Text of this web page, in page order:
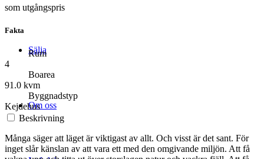
Sälja
Om oss
som utgångspris
Fakta
Rum
4
Boarea
91.0 kvm
Byggnadstyp
Kejdehus
Beskrivning
Många säger att läget är viktigast av allt. Och visst är det sant. För
inget slår känslan av att vara ett med den omgivande miljön. Att få